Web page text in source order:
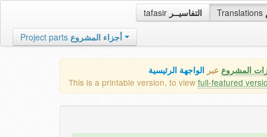
tafasir التفاسيــر Translations
Project parts أجزاء المشروع
المشروع عبر الواجهة الرئيسية
This is a printable version, to view full-featured